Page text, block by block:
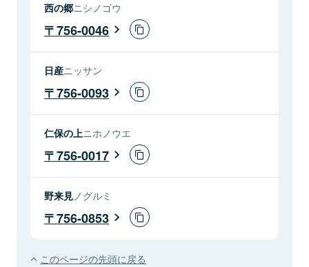
西の郷ニシノゴウ
756-0046
日産ニッサン
756-0093
仁保の上ニホノウエ
756-0017
野来見 ノグルミ
756-0853
このページの先頭に戻る